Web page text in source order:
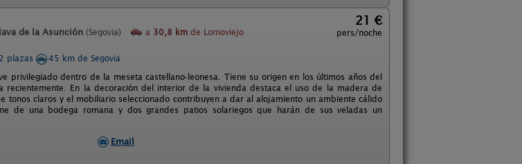
de la Asunción (Segovia) a 30,8 km de Lomoviejo
21 €
pers/noche
plazas
45 km de Segovia
privilegiado dentro de la meseta castellano-leonesa. Tiene su origen en los últimos años del
recientemente. En la decoración del interior de la vivienda destaca el uso de la madera de
tonos claros y el mobiliario seleccionado contribuyen a dar al alojamiento un ambiente cálido
de una bodega romana y dos grandes patios solariegos que harán de sus veladas un
Email